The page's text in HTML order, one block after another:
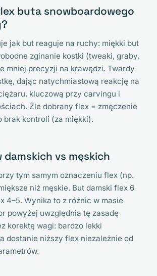
buta snowboardowego
jak but reaguje na ruchy: miękki but
zginanie kostki (tweaki, graby,
mniej precyzji na krawędzi. Twardy
dając natychmiastową reakcję na
kluczową przy carvingu i
Źle dobrany flex = zmęczenie
brak kontroli (za miękki).
damskich vs męskich
tym samym oznaczeniu flex (np.
niż męskie. But damski flex 6
4–5. Wynika to z różnic w masie
powyżej uwzględnia tę zasadę
korektę wagi: bardzo lekki
dostanie niższy flex niezależnie od